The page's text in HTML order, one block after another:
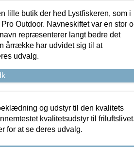
lille butik der hed Lystfiskeren, som i
Outdoor. Navneskiftet var en stor
repræsenterer langt bedre det
årrække har udvidet sig til at
udvalg.
og udstyr til den kvalitets
kvalitetsudstyr til friluftslivet,
for at se deres udvalg.